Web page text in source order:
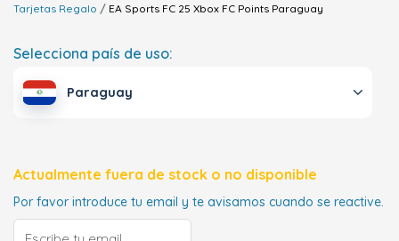
Tarjetas Regalo EA Sports FC 25 Xbox FC Points Paraguay
Selecciona país de uso:
Paraguay
Actualmente fuera de stock o no disponible
Por favor introduce tu email y te avisamos cuando se reactive.